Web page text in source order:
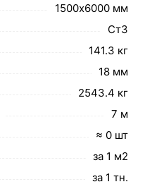
1500х6000 мм
Ст3
141.3 кг
18 мм
2543.4 кг
7 м
≈ 0 шт
за 1 м2
за 1 тн.